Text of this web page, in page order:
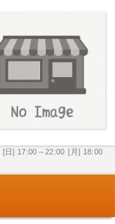
[日] 17:00～22:00 [月] 18:00